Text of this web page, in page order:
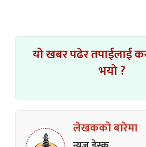
यो खबर पढेर तपाईलाई
भयो ?
लेखकको बारेमा